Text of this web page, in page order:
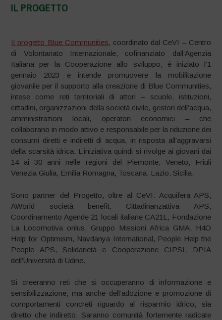
IL PROGETTO
Il progetto Blue Communities, coordinato dal CeVI – Centro
di Volontariato Internazionale, cofinanziato dall’Agenzia
Italiana per la Cooperazione allo sviluppo, è iniziato l’1
gennaio 2023 e intende promuovere la mobilitazione
giovanile per il supporto alla creazione di Blue Communities,
intese come reti territoriali di attori – scuole, istituzioni,
cittadini, organizzazioni della società civile, gestori dell’acqua,
amministrazioni locali, operatori economici – che
collaborano in modo attivo e responsabile per la riduzione dei
consumi diretti e indiretti di acqua, in risposta all’aggravarsi
della scarsità idrica. L’iniziativa quindi si rivolge ai giovani dai
14 ai 30 anni nelle regioni del Piemonte, Veneto, Friuli
Venezia Giulia, Emilia Romagna, Toscana, Lazio, Sicilia.
Sono partner del Progetto, oltre al CeVI: Acquifera APS,
AWorld società benefit, Cittadinanzattiva APS,
Coordinamento Agende 21 locali italiane CA21L, Fondazione
La Locomotiva onlus, Gruppo Missioni Africa GMA, H4O
Help for Optimism, Navdanya International, People Help the
People APS, Solidarietà e Cooperazione CIPSI, DPIA
dell’Università di Udine.
Si creeranno reti che si occuperanno di informazione e
sensibilizzazione, ma anche dell’adozione e promozione di
comportamenti concreti riguardo al risparmio idrico, sia
diretto che indiretto. Saranno comunità fortemente radicate